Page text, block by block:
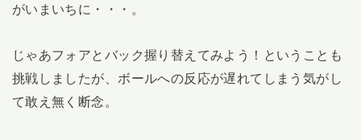
がいまいちに・・・。
じゃあフォアとバック握り替えてみよう！ということも
挑戦しましたが、ボールへの反応が遅れてしまう気がし
て敢え無く断念。